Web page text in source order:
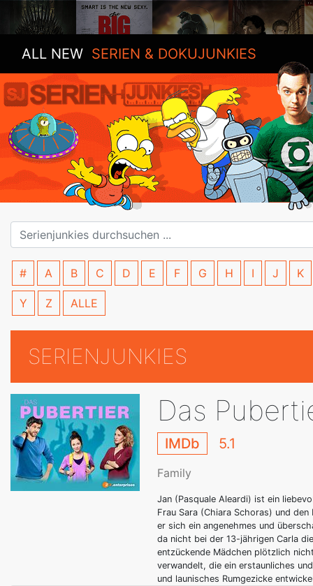
ALL NEW SERIEN & DOKUJUNKIES
# A B C D E F G H I J K
Y Z ALLE
SERIENJUNKIES
Das
IMDb 5.1
Family
Jan (Pasquale Aleardi) ist ein
Frau Sara (Chiara Schoras) und
er sich ein angenehmes und
da nicht bei der 13-jährigen Carla
entzückende Mädchen plötzlich
verwandelt, die ein erstaunliches
und launisches Rumgezicke